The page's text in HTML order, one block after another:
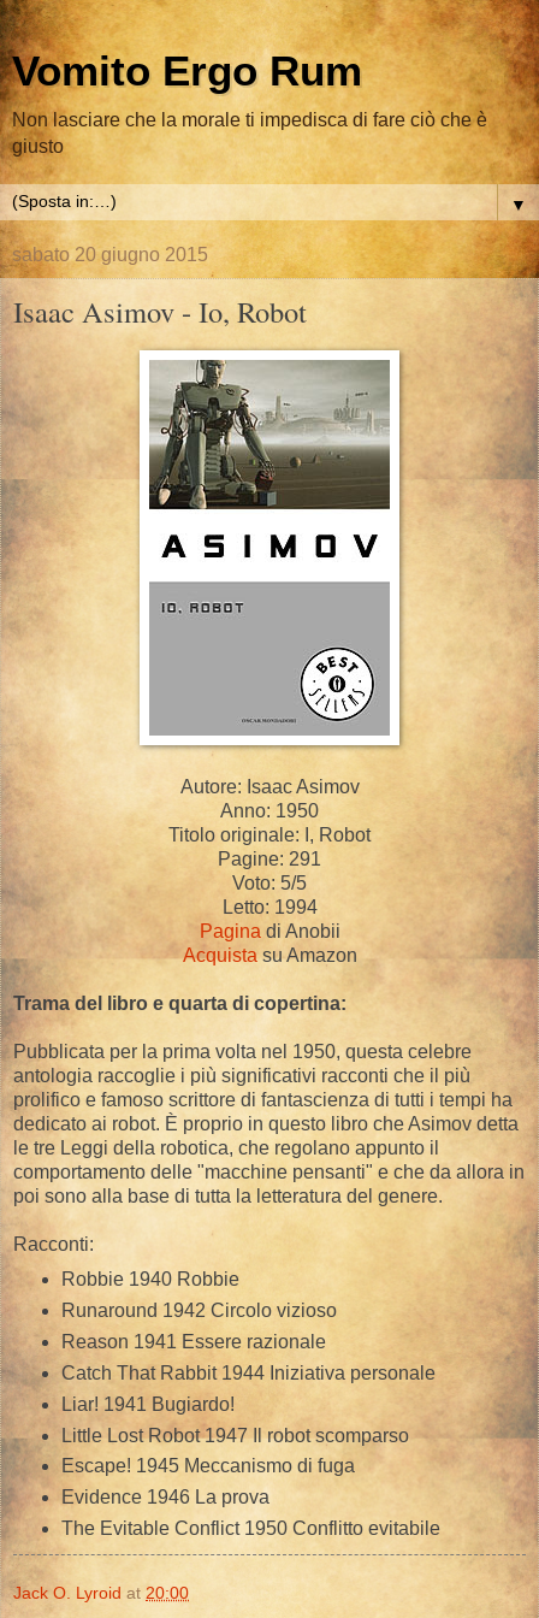
Vomito Ergo Rum
Non lasciare che la morale ti impedisca di fare ciò che è
giusto
▼
sabato 20 giugno 2015
Isaac Asimov - Io, Robot
Autore: Isaac Asimov
Anno: 1950
Titolo originale: I, Robot
Pagine: 291
Voto: 5/5
Letto: 1994
Pagina di Anobii
Acquistasu Amazon
Trama del libro e quarta di copertina:
Pubblicata per la prima volta nel 1950, questa celebre
antologia raccoglie i più significativi racconti che il più
prolifico e famoso scrittore di fantascienza di tutti i tempi ha
dedicato ai robot. È proprio in questo libro che Asimov detta
le tre Leggi della robotica, che regolano appunto il
comportamento delle "macchine pensanti" e che da allora in
poi sono alla base di tutta la letteratura del genere.
Racconti:
Robbie 1940 Robbie
Runaround 1942 Circolo vizioso
Reason 1941 Essere razionale
Catch That Rabbit 1944 Iniziativa personale
Liar! 1941 Bugiardo!
Little Lost Robot 1947 Il robot scomparso
Escape! 1945 Meccanismo di fuga
Evidence 1946 La prova
The Evitable Conflict 1950 Conflitto evitabile
Jack O. Lyroid at 20:00